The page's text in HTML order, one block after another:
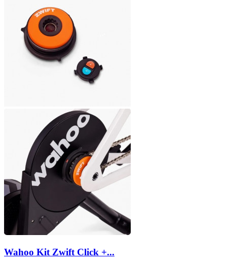
Wahoo Kit Zwift Click +...